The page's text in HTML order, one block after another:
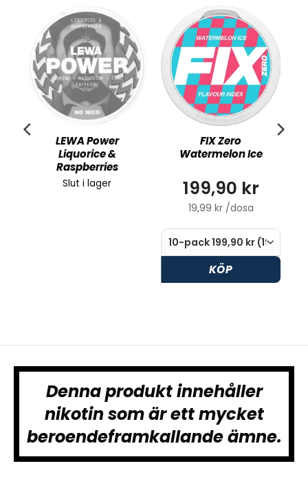
LEWA Power
Liquorice &
Raspberries
Slut i lager
FIX Zero
Watermelon Ice
199,90 kr
19,99 kr /dosa
KÖP
Denna produkt innehåller
nikotin som är ett mycket
beroendeframkallande ämne.